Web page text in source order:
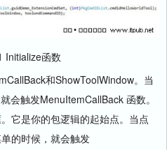
函数
和ShowToolWindow。当
会触发MenuItemCallBack 函数。
它是你的包逻辑的起始点。当点
的时候，就会触发